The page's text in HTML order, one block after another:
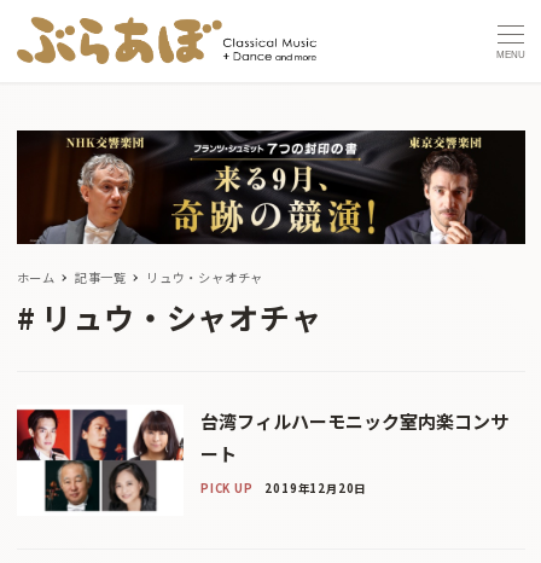
MENU
ホーム 記事一覧 リュウ・シャオチャ
リュウ・シャオチャ
台湾フィルハーモニック室内楽コンサ
ート
PICK UP 2019年12月20日